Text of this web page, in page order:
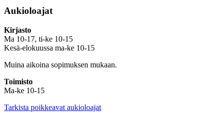
Aukioloajat
Kirjasto
Ma 10-17, ti-ke 10-15
Kesä-elokuussa ma-ke 10-15
Muina aikoina sopimuksen mukaan.
Toimisto
Ma-ke 10-15
Tarkista poikkeavat aukioloajat